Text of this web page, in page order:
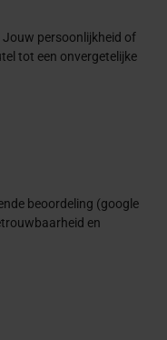
Jouw persoonlijkheid of
tot een onvergetelijke
beoordeling (google
en